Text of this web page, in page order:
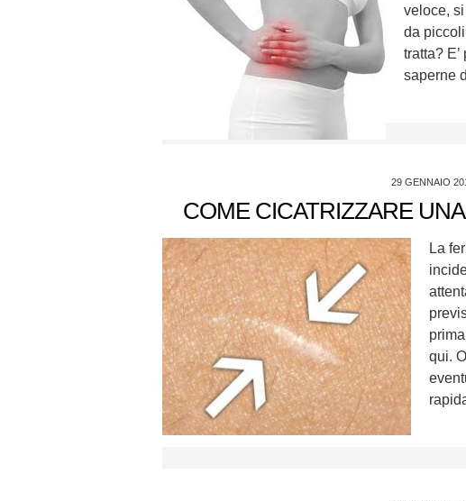
veloce,
da
tratta?
saperne
29 GENNAIO
COME CICATRIZZARE
La
qui.